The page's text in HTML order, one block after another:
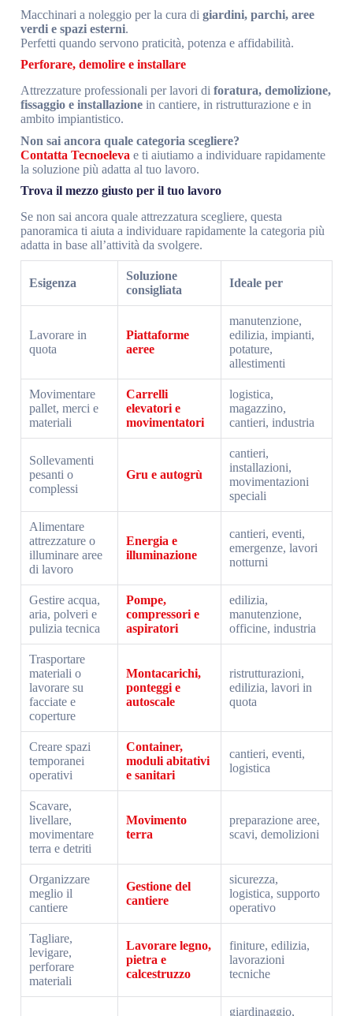
Macchinari a noleggio per la cura di giardini, parchi, aree
verdi e spazi esterni.
Perfetti quando servono praticità, potenza e affidabilità.
Perforare, demolire e installare
Attrezzature professionali per lavori di foratura, demolizione,
fissaggio e installazione in cantiere, in ristrutturazione e in
ambito impiantistico.
Non sai ancora quale categoria scegliere?
Contatta Tecnoeleva e ti aiutiamo a individuare rapidamente
la soluzione più adatta al tuo lavoro.
Trova il mezzo giusto per il tuo lavoro
Se non sai ancora quale attrezzatura scegliere, questa
panoramica ti aiuta a individuare rapidamente la categoria più
adatta in base all’attività da svolgere.
Esigenza
Soluzione
consigliata
Ideale per
Lavorare in
quota
Piattaforme
aeree
manutenzione,
edilizia, impianti,
potature,
allestimenti
Movimentare
pallet, merci e
materiali
Carrelli
elevatori e
movimentatori
logistica,
magazzino,
cantieri, industria
Sollevamenti
pesanti o
complessi
Gru e autogrù
cantieri,
installazioni,
movimentazioni
speciali
Alimentare
attrezzature o
illuminare aree
di lavoro
Energia e
illuminazione
cantieri, eventi,
emergenze, lavori
notturni
Gestire acqua,
aria, polveri e
pulizia tecnica
Pompe,
compressori e
aspiratori
edilizia,
manutenzione,
officine, industria
Trasportare
materiali o
lavorare su
facciate e
coperture
Montacarichi,
ponteggi e
autoscale
ristrutturazioni,
edilizia, lavori in
quota
Creare spazi
temporanei
operativi
Container,
moduli abitativi
e sanitari
cantieri, eventi,
logistica
Scavare,
livellare,
movimentare
terra e detriti
Movimento
terra
preparazione aree,
scavi, demolizioni
Organizzare
meglio il
cantiere
Gestione del
cantiere
sicurezza,
logistica, supporto
operativo
Tagliare,
levigare,
perforare
materiali
Lavorare legno,
pietra e
calcestruzzo
finiture, edilizia,
lavorazioni
tecniche
giardinaggio,